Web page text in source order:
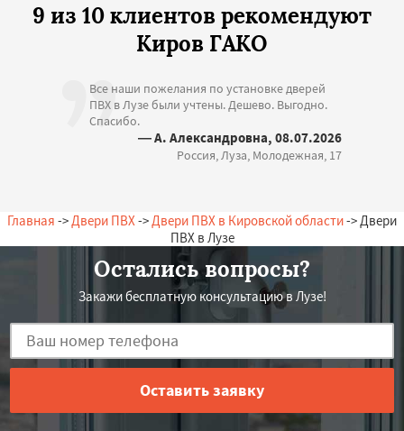
9 из 10 клиентов рекомендуют
Киров ГАКО
Все наши пожелания по установке дверей
ПВХ в Лузе были учтены. Дешево. Выгодно.
Спасибо.
— А. Александровна, 08.07.2026
Россия, Луза, Молодежная, 17
Главная -> Двери ПВХ -> Двери ПВХ в Кировской области-> Двери
ПВХ в Лузе
Остались вопросы?
Закажи бесплатную консультацию в Лузе!